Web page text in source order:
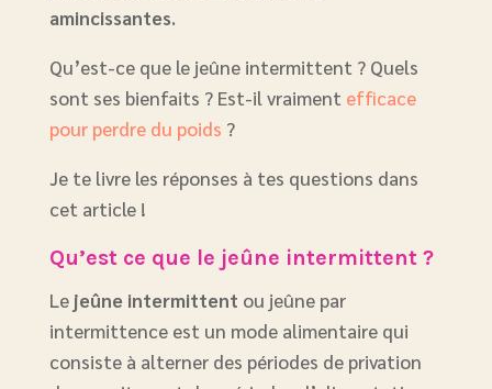
amincissantes.
Qu’est-ce que le jeûne intermittent ? Quels
sont ses bienfaits ? Est-il vraiment efficace
pour perdre du poids ?
Je te livre les réponses à tes questions dans
cet article !
Qu’est ce que le jeûne intermittent ?
Le jeûne intermittent ou jeûne par
intermittence est un mode alimentaire qui
consiste à alterner des périodes de privation